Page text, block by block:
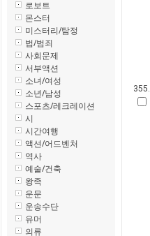
로보트
몬스터
미스터리/탐정
법/범죄
사회문제
서부액션
소녀/여성
소년/남성
스포츠/레크레이션
시
시간여행
액션/어드벤처
역사
예술/건축
왕족
운문
운송수단
유머
의류
355.